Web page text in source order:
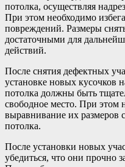
потолка, осуществляя
При этом необходимо
повреждений. Размеры
достаточными для
действий.
После снятия дефектных
установке новых кусочков
потолка должны быть
свободное место. При этом
выравнивание их размеров
потолка.
После установки новых
убедиться, что они прочно